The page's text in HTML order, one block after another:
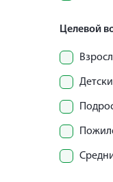
Целевой